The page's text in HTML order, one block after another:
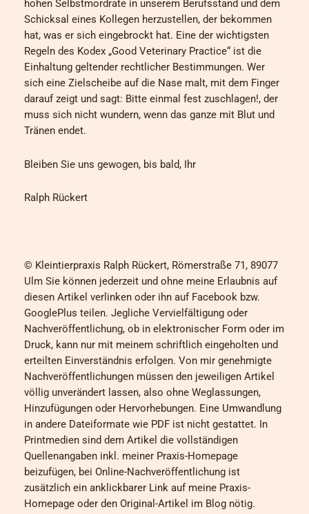
hohen Selbstmordrate in unserem Berufsstand und dem
Schicksal eines Kollegen herzustellen, der bekommen
hat, was er sich eingebrockt hat. Eine der wichtigsten
Regeln des Kodex „Good Veterinary Practice“ ist die
Einhaltung geltender rechtlicher Bestimmungen. Wer
sich eine Zielscheibe auf die Nase malt, mit dem Finger
darauf zeigt und sagt: Bitte einmal fest zuschlagen!, der
muss sich nicht wundern, wenn das ganze mit Blut und
Tränen endet.
Bleiben Sie uns gewogen, bis bald, Ihr
Ralph Rückert
© Kleintierpraxis Ralph Rückert, Römerstraße 71, 89077
Ulm Sie können jederzeit und ohne meine Erlaubnis auf
diesen Artikel verlinken oder ihn auf Facebook bzw.
GooglePlus teilen. Jegliche Vervielfältigung oder
Nachveröffentlichung, ob in elektronischer Form oder im
Druck, kann nur mit meinem schriftlich eingeholten und
erteilten Einverständnis erfolgen. Von mir genehmigte
Nachveröffentlichungen müssen den jeweiligen Artikel
völlig unverändert lassen, also ohne Weglassungen,
Hinzufügungen oder Hervorhebungen. Eine Umwandlung
in andere Dateiformate wie PDF ist nicht gestattet. In
Printmedien sind dem Artikel die vollständigen
Quellenangaben inkl. meiner Praxis-Homepage
beizufügen, bei Online-Nachveröffentlichung ist
zusätzlich ein anklickbarer Link auf meine Praxis-
Homepage oder den Original-Artikel im Blog nötig.